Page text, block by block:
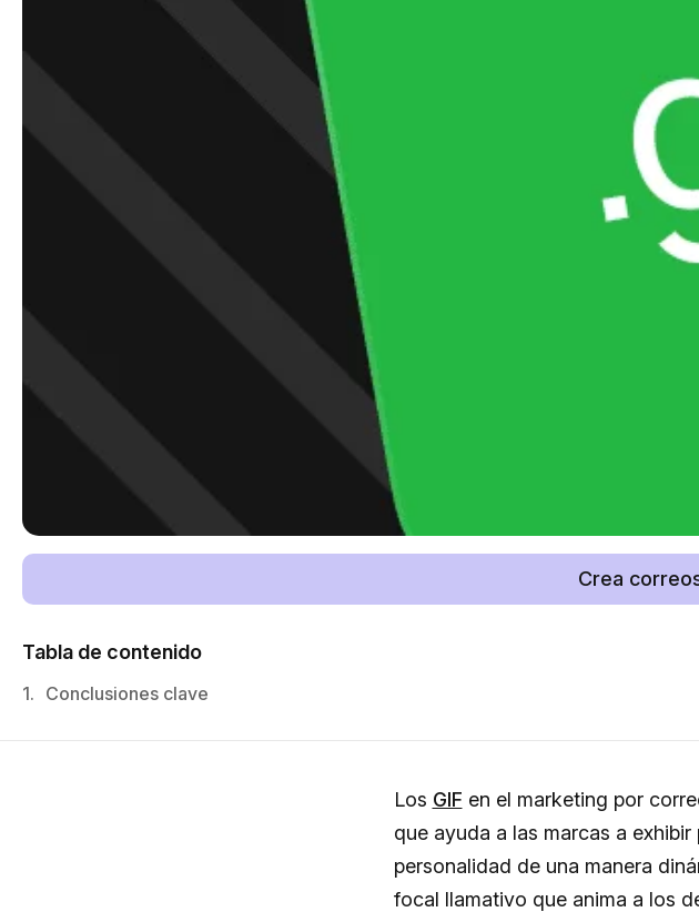
Crea
Tabla de contenido
1. Conclusiones clave
Los GIF en el marketing por
que ayuda a las marcas a
personalidad de una manera
focal llamativo que anima a los